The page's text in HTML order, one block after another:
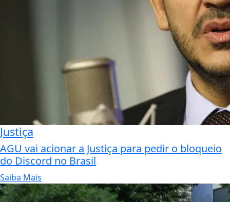
Justiça
AGU vai acionar a Justiça para pedir o bloqueio
do Discord no Brasil
Saiba Mais